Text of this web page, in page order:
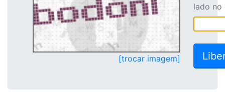
[trocar imagem]
lado no